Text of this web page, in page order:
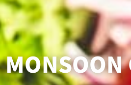
MONSOON